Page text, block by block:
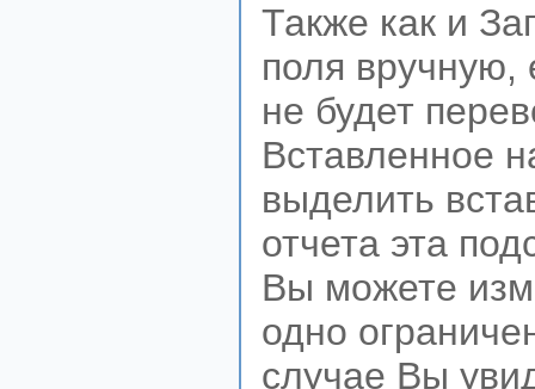
Также как и
поля вручную,
не будет
Вставленное
выделить
отчета эта
Вы можете
одно
случае Вы